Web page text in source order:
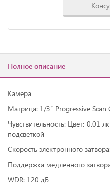
Полное описание
Камера
Матрица: 1/3″ Progressive Scan
Чувствительность: Цвет: 0.01
подсветкой
Скорость электронного
Поддержка медленного
WDR: 120 дБ